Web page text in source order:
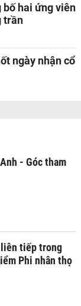
bố hai ứng viên
trần
ngày nhận cổ
- Góc tham
liên tiếp trong
Phi nhân thọ